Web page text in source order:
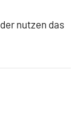
nutzen das